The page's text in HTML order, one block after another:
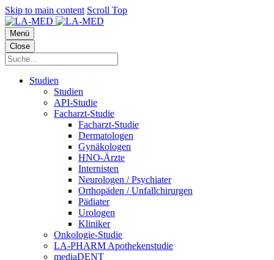
Skip to main content Scroll Top
Menü
Close
Studien
Studien
API-Studie
Facharzt-Studie
Facharzt-Studie
Dermatologen
Gynäkologen
HNO-Ärzte
Internisten
Neurologen / Psychiater
Orthopäden / Unfallchirurgen
Pädiater
Urologen
Kliniker
Onkologie-Studie
LA-PHARM Apothekenstudie
mediaDENT